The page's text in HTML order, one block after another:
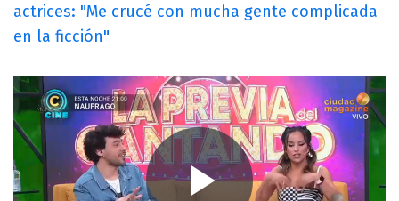
actrices: "Me crucé con mucha gente complicada
en la ficción"